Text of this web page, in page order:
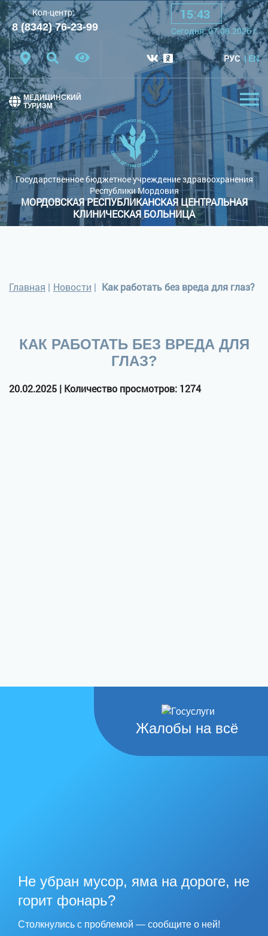
Шрифт: A A A
Цветовая схема: Черная схема
Обычный сайт
Кол-центр:
8 (8342) 76-23-99
15:43
Cегодня:07.08.2026г.
РУС EN
Государственное бюджетное учреждение здравоохранения
Республики Мордовия
МОРДОВСКАЯ РЕСПУБЛИКАНСКАЯ ЦЕНТРАЛЬНАЯ
КЛИНИЧЕСКАЯ БОЛЬНИЦА
МЕДИЦИНСКИЙ
ТУРИЗМ
Главная | Новости | Как работать без вреда для глаз?
КАК РАБОТАТЬ БЕЗ ВРЕДА ДЛЯ
ГЛАЗ?
20.02.2025 | Количество просмотров: 1274
Жалобы на всё
Не убран мусор, яма на дороге, не
горит фонарь?
Столкнулись с проблемой — сообщите о ней!